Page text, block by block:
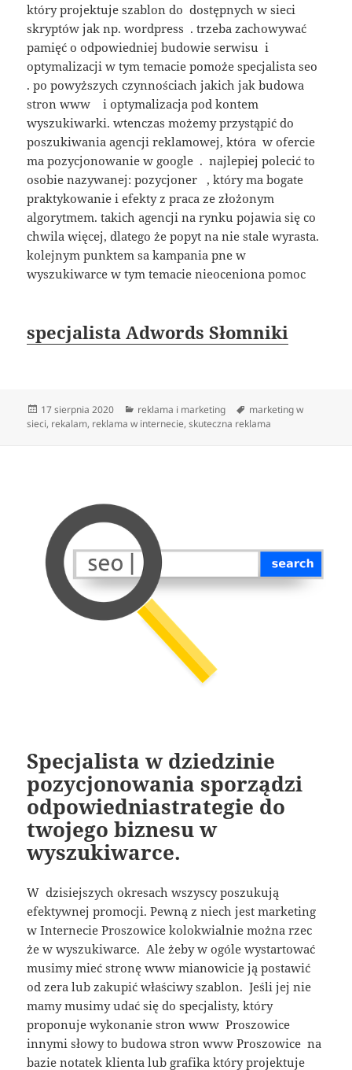
który projektuje szablon do dostępnych w sieci
skryptów jak np. wordpress . trzeba zachowywać
pamięć o odpowiedniej budowie serwisu i
optymalizacji w tym temacie pomoże specjalista seo
. po powyższych czynnościach jakich jak budowa
stron www i optymalizacja pod kontem
wyszukiwarki. wtenczas możemy przystąpić do
poszukiwania agencji reklamowej, która w ofercie
ma pozycjonowanie w google . najlepiej polecić to
osobie nazywanej: pozycjoner , który ma bogate
praktykowanie i efekty z praca ze złożonym
algorytmem. takich agencji na rynku pojawia się co
chwila więcej, dlatego że popyt na nie stale wyrasta.
kolejnym punktem sa kampania pne w
wyszukiwarce w tym temacie nieoceniona pomoc
specjalista Adwords Słomniki
Data
publikacji
17 sierpnia 2020 Kategorie
reklama i marketing Tagi
marketing w
sieci, rekalam, reklama w internecie,skuteczna reklama
Specjalista w dziedzinie
pozycjonowania sporządzi
odpowiedniastrategie do
twojego biznesu w
wyszukiwarce.
W dzisiejszych okresach wszyscy poszukują
efektywnej promocji. Pewną z niech jest marketing
w Internecie Proszowice kolokwialnie można rzec
że w wyszukiwarce. Ale żeby w ogóle wystartować
musimy mieć stronę www mianowicie ją postawić
od zera lub zakupić właściwy szablon. Jeśli jej nie
mamy musimy udać się do specjalisty, który
proponuje wykonanie stron www Proszowice
innymi słowy to budowa stron www Proszowice na
bazie notatek klienta lub grafika który projektuje